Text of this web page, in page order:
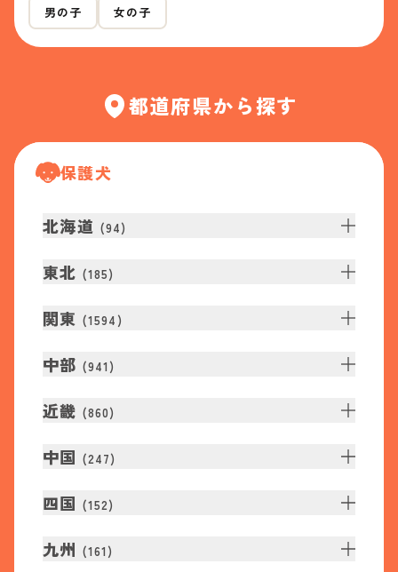
男の子 女の子
都道府県から探す
保護犬
北海道 (94)
東北 (185)
関東 (1594 )
中部 (941 )
近畿 (860)
中国 (247)
四国 (152)
九州 (161 )